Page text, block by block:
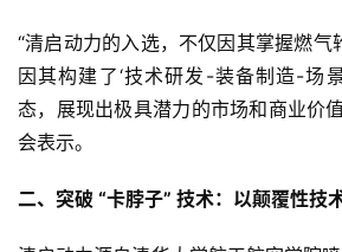
“清启动力的入选，不仅因其掌握燃气
因其构建了‘技术研发-装备制造-场
态，展现出极具潜力的市场和商业价
会表示。
二、突破 “卡脖子” 技术： 以颠覆性技